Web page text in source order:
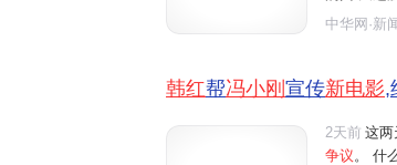
不能走个
中华网·新
韩红帮冯小刚 宣传新电影,
2天前 这两
争议 。 什